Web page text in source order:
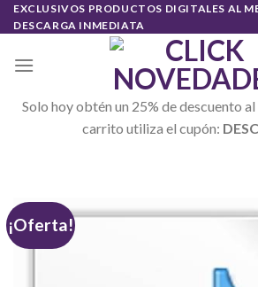
Skip
to
EXCLUSIVOS PRODUCTOS DIGITALES AL
DESCARGA INMEDIATA
Solo hoy obtén un 25% de descuento
carrito utiliza el cupón:
¡Oferta!